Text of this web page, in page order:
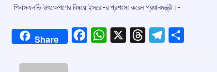
পিএসএলভি উৎক্ষেপণের বিষয়ে ইসরো-র প্রশংসা করেন প্রধানমন্ত্রী।-
Share Facebook
WhatsApp
X Threads